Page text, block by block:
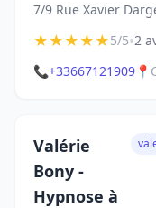
7/9 Rue Xavier
★★★★★5/5•2
📞+33667121909 📍
Valérie
Bony -
Hypnose à